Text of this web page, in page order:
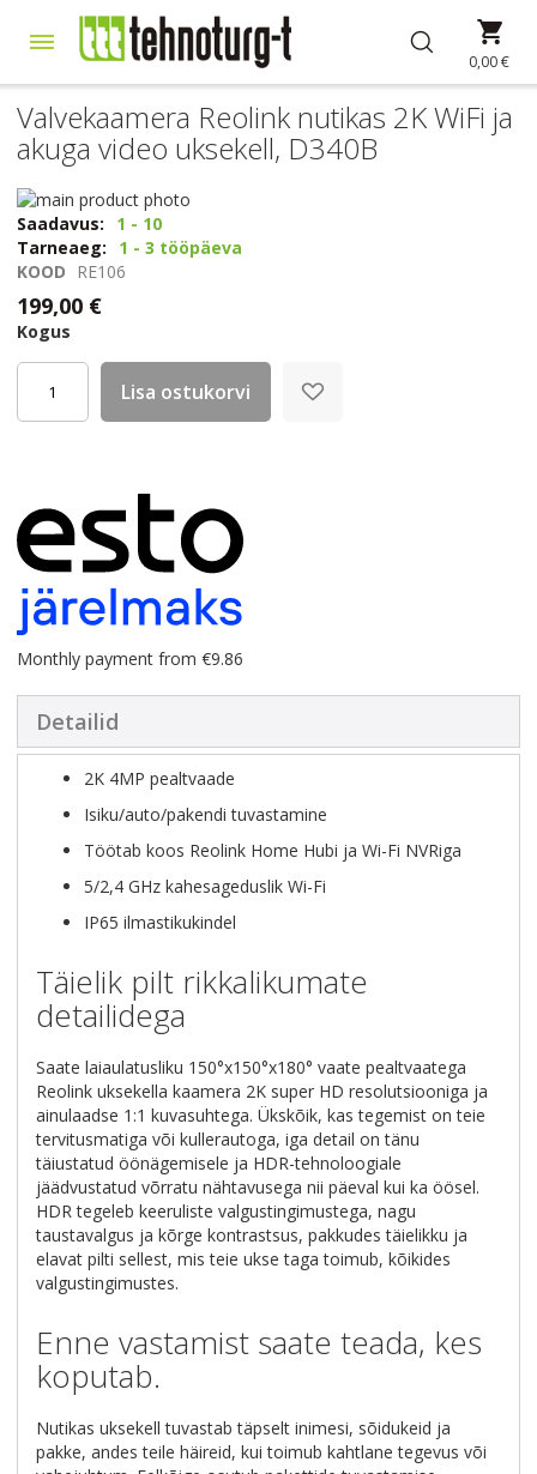
to
0,00 €
Valvekaamera Reolink nutikas 2K WiFi ja
akuga video uksekell, D340B
Skip
to
the
end
of
the
images
gallery
Skip
to
the
beginning
of
the
images
gallery
Saadavus:
1 - 10
Tarneaeg:
1 - 3 tööpäeva
KOOD
RE106
199,00 €
Kogus
Lisa ostukorvi
Monthly payment from €9.86
Detailid
2K 4MP pealtvaade
Isiku/auto/pakendi tuvastamine
Töötab koos Reolink Home Hubi ja Wi-Fi NVRiga
5/2,4 GHz kahesageduslik Wi-Fi
IP65 ilmastikukindel
Täielik pilt rikkalikumate
detailidega
Saate laiaulatusliku 150°x150°x180° vaate pealtvaatega
Reolink uksekella kaamera 2K super HD resolutsiooniga ja
ainulaadse 1:1 kuvasuhtega. Ükskõik, kas tegemist on teie
tervitusmatiga või kullerautoga, iga detail on tänu
täiustatud öönägemisele ja HDR-tehnoloogiale
jäädvustatud võrratu nähtavusega nii päeval kui ka öösel.
HDR tegeleb keeruliste valgustingimustega, nagu
taustavalgus ja kõrge kontrastsus, pakkudes täielikku ja
elavat pilti sellest, mis teie ukse taga toimub, kõikides
valgustingimustes.
Enne vastamist saate teada, kes
koputab.
Nutikas uksekell tuvastab täpselt inimesi, sõidukeid ja
pakke, andes teile häireid, kui toimub kahtlane tegevus või